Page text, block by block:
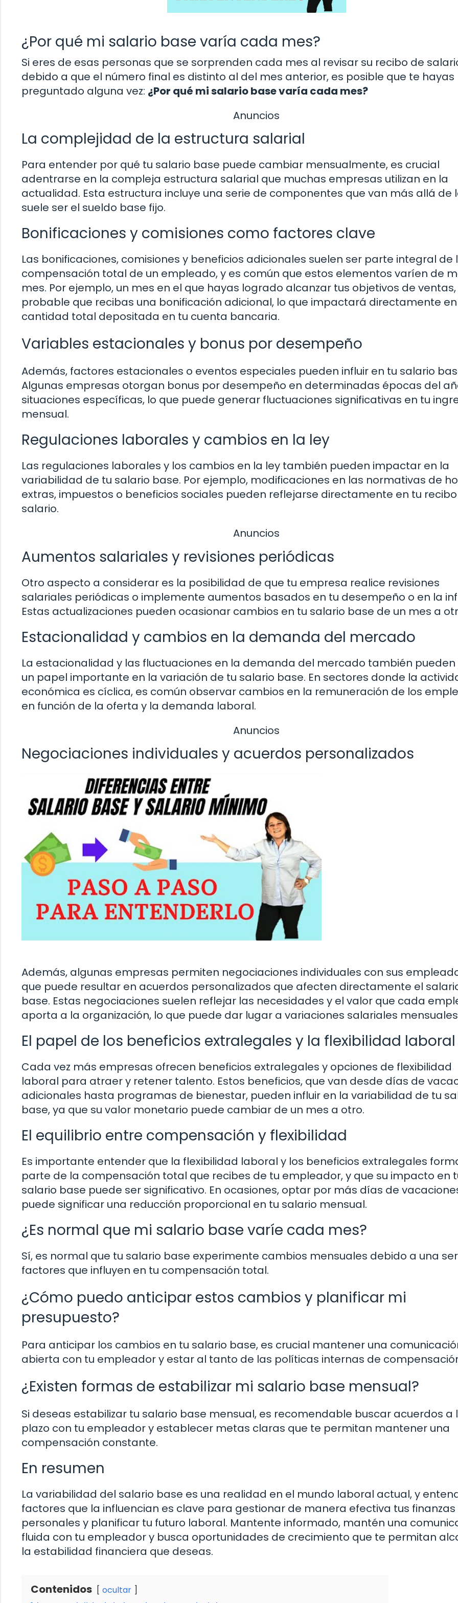
¿Por qué mi salario base varía cada mes?
Si eres de esas personas que se sorprenden cada mes al revisar su recibo de
debido a que el número final es distinto al del mes anterior, es posible que te hayas
preguntado alguna vez: ¿Por qué mi salario base varía cada mes?
Anuncios
La complejidad de la estructura salarial
Para entender por qué tu salario base puede cambiar mensualmente, es crucial
adentrarse en la compleja estructura salarial que muchas empresas utilizan en la
actualidad. Esta estructura incluye una serie de componentes que van más allá de
suele ser el sueldo base fijo.
Bonificaciones y comisiones como factores clave
Las bonificaciones, comisiones y beneficios adicionales suelen ser parte integral de
compensación total de un empleado, y es común que estos elementos varíen de
mes. Por ejemplo, un mes en el que hayas logrado alcanzar tus objetivos de ventas,
probable que recibas una bonificación adicional, lo que impactará directamente
cantidad total depositada en tu cuenta bancaria.
Variables estacionales y bonus por desempeño
Además, factores estacionales o eventos especiales pueden influir en tu salario
Algunas empresas otorgan bonus por desempeño en determinadas épocas del
situaciones específicas, lo que puede generar fluctuaciones significativas en tu
mensual.
Regulaciones laborales y cambios en la ley
Las regulaciones laborales y los cambios en la ley también pueden impactar en la
variabilidad de tu salario base. Por ejemplo, modificaciones en las normativas de
extras, impuestos o beneficios sociales pueden reflejarse directamente en tu
salario.
Anuncios
Aumentos salariales y revisiones periódicas
Otro aspecto a considerar es la posibilidad de que tu empresa realice revisiones
salariales periódicas o implemente aumentos basados en tu desempeño o en la
Estas actualizaciones pueden ocasionar cambios en tu salario base de un mes a
Estacionalidad y cambios en la demanda del mercado
La estacionalidad y las fluctuaciones en la demanda del mercado también
un papel importante en la variación de tu salario base. En sectores donde la
económica es cíclica, es común observar cambios en la remuneración de los
en función de la oferta y la demanda laboral.
Anuncios
Negociaciones individuales y acuerdos personalizados
Además, algunas empresas permiten negociaciones individuales con sus
que puede resultar en acuerdos personalizados que afecten directamente el
base. Estas negociaciones suelen reflejar las necesidades y el valor que cada
aporta a la organización, lo que puede dar lugar a variaciones salariales
El papel de los beneficios extralegales y la flexibilidad laboral
Cada vez más empresas ofrecen beneficios extralegales y opciones de flexibilidad
laboral para atraer y retener talento. Estos beneficios, que van desde días de
adicionales hasta programas de bienestar, pueden influir en la variabilidad de tu
base, ya que su valor monetario puede cambiar de un mes a otro.
El equilibrio entre compensación y flexibilidad
Es importante entender que la flexibilidad laboral y los beneficios extralegales
parte de la compensación total que recibes de tu empleador, y que su impacto en
salario base puede ser significativo. En ocasiones, optar por más días de
puede significar una reducción proporcional en tu salario mensual.
¿Es normal que mi salario base varíe cada mes?
Sí, es normal que tu salario base experimente cambios mensuales debido a una
factores que influyen en tu compensación total.
¿Cómo puedo anticipar estos cambios y planificar mi
presupuesto?
Para anticipar los cambios en tu salario base, es crucial mantener una
abierta con tu empleador y estar al tanto de las políticas internas de
¿Existen formas de estabilizar mi salario base mensual?
Si deseas estabilizar tu salario base mensual, es recomendable buscar acuerdos a
plazo con tu empleador y establecer metas claras que te permitan mantener una
compensación constante.
En resumen
La variabilidad del salario base es una realidad en el mundo laboral actual, y
factores que la influencian es clave para gestionar de manera efectiva tus finanzas
personales y planificar tu futuro laboral. Mantente informado, mantén una
fluida con tu empleador y busca oportunidades de crecimiento que te permitan
la estabilidad financiera que deseas.
Contenidos ocultar